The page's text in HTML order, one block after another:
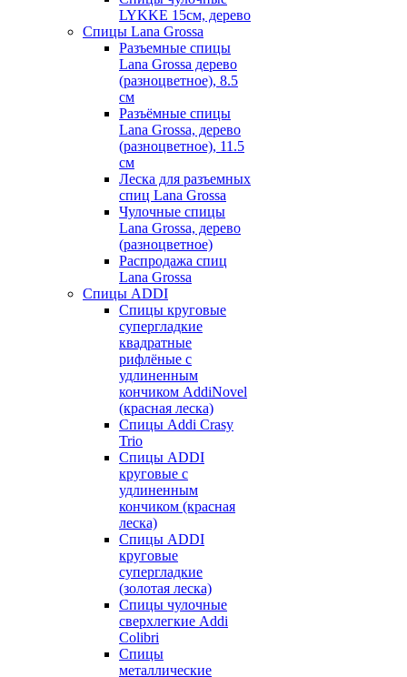
LYKKE 15см, дерево
Спицы Lana Grossa
Разъемные спицы
Lana Grossa дерево
(разноцветное), 8.5
см
Разъёмные спицы
Lana Grossa, дерево
(разноцветное), 11.5
см
Леска для разъемных
спиц Lana Grossa
Чулочные спицы
Lana Grossa, дерево
(разноцветное)
Распродажа спиц
Lana Grossa
Спицы ADDI
Спицы круговые
супергладкие
квадратные
рифлёные с
удлиненным
кончиком AddiNovel
(красная леска)
Спицы Addi Crasy
Trio
Спицы ADDI
круговые с
удлиненным
кончиком (красная
леска)
Спицы ADDI
круговые
супергладкие
(золотая леска)
Спицы чулочные
сверхлегкие Addi
Colibri
Спицы
металлические